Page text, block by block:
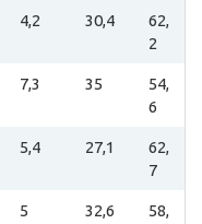
4,2 30,4
62,
2
7,3 35
54,
6
5,4 27,1
62,
7
5 32,6
58,